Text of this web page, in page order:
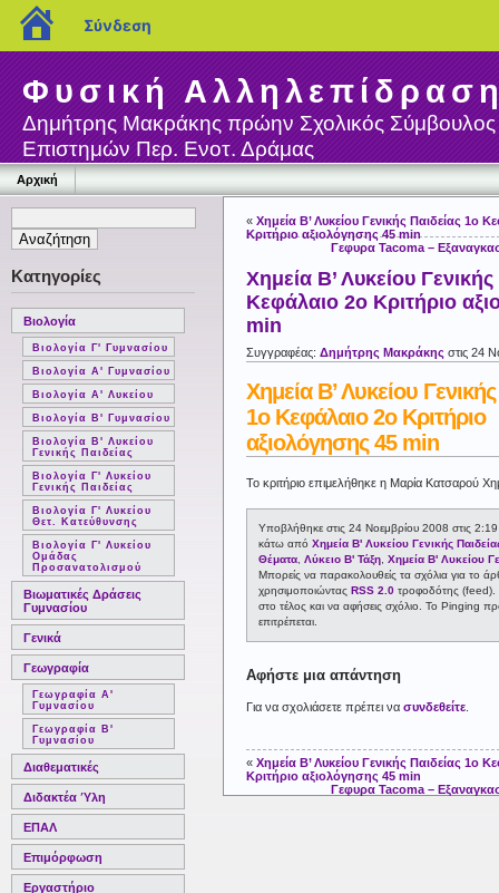
Φυσική
Δημήτρης Μακράκης πρώην Σχολικός
Επιστημών Περ. Ενοτ. Δράμας
Αρχική
Κατηγορίες
Βιολογία
Βιολογία Γ' Γυμνασίου
Βιολογία Α' Γυμνασίου
Βιολογία Α' Λυκείου
Βιολογία Β' Γυμνασίου
Βιολογία Β' Λυκείου
Γενικής Παιδείας
Βιολογία Γ' Λυκείου
Γενικής Παιδείας
Βιολογία Γ' Λυκείου
Θετ. Κατεύθυνσης
Βιολογία Γ' Λυκείου
Ομάδας
Προσανατολισμού
Βιωματικές Δράσεις
Γυμνασίου
Γενικά
Γεωγραφία
Γεωγραφία Α'
Γυμνασίου
Γεωγραφία Β'
Γυμνασίου
Διαθεματικές
Διδακτέα Ύλη
ΕΠΑΛ
Επιμόρφωση
Εργαστήριο
« Χημεία Β’ Λυκείου Γενικής Παιδείας 1ο
Κριτήριο αξιολόγησης 45 min
Γεφυρα Tacoma –
Χημεία Β’ Λυκείου
Κεφάλαιο 2ο Κριτήριο
min
Συγγραφέας: Δημήτρης Μακράκης στις 24
Χημεία Β’ Λυκείου
1ο Κεφάλαιο 2ο Κριτήριο
αξιολόγησης 45 min
Το κριτήριο επιμελήθηκε η Μαρία Κατσαρού
Υποβλήθηκε στις 24 Νοεμβρίου 2008 στις 2:19
κάτω από Χημεία Β' Λυκείου Γενικής
Θέματα Λύκειο Β' Τάξη Χημεία Β' Λυκείου
Μπορείς να παρακολουθείς τα σχόλια για το
χρησιμοποιώντας RSS 2.0 τροφοδότης
στο τέλος και να αφήσεις σχόλιο. Το Pinging
επιτρέπεται.
Αφήστε μια απάντηση
Για να σχολιάσετε πρέπει να συνδεθείτε
« Χημεία Β’ Λυκείου Γενικής Παιδείας 1ο
Κριτήριο αξιολόγησης 45 min
Γεφυρα Tacoma –
blogs.sch.gr
Σύνδεση